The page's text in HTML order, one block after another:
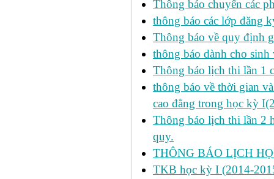
Thông báo chuyển các
thông báo các lớp đăng
Thông báo về quy định
thông báo dành cho
Thông báo lịch thi lần 1
thông báo về thời gian
cao đẳng trong học kỳ
Thông báo lịch thi lần 2
quy.
THÔNG BÁO LỊCH
TKB học kỳ I (2014-